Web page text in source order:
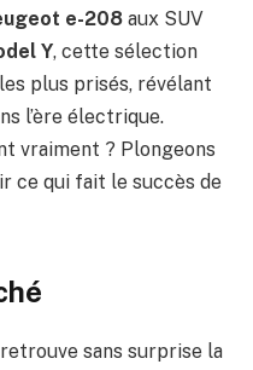
e-208 aux SUV
Y, cette sélection
plus prisés, révélant
l’ère électrique.
vraiment ? Plongeons
ce qui fait le succès de
sans surprise la